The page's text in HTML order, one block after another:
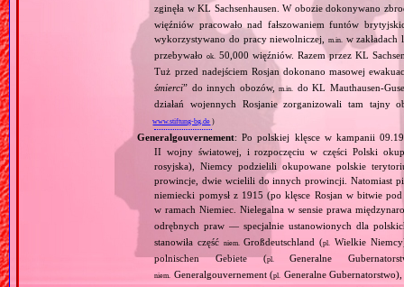
zginęła w KL Sachsenhausen. W obozie dokonywano
więźniów pracowało nad fałszowaniem funtów
wykorzystywano do pracy niewolniczej,m.in.
w
przebywałook.
50,000 więźniów. Razem przez KL
Tuż przed nadejściem Rosjan dokonano masowej
śmierci” do innych obozów,m.in.
do KL
działań wojennych Rosjanie zorganizowali tam tajny
www.stiftung-bg.de )
Generalgouvernement: Po polskiej klęsce w kampanii
II wojny światowej, i rozpoczęciu w części Polski
rosyjska), Niemcy podzielili okupowane polskie
prowincje, dwie wcielili do innych prowincji. Natomiast
niemiecki pomysł z 1915 (po klęsce Rosjan w bitwie
w ramach Niemiec. Nielegalna w sensie prawa
odrębnych praw — specjalnie ustanowionych dla
stanowiła część niem. Großdeutschland (pl.
Wielkie
polnischen Gebiete (pl. Generalne
niem. Generalgouvernement (pl.
Generalne